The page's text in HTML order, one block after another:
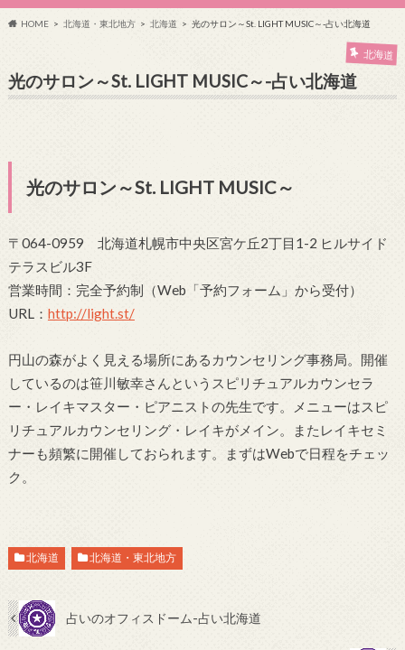
HOME 北海道・東北地方 北海道 光のサロン～St. LIGHT MUSIC～-占い北海道
北海道
光のサロン～St. LIGHT MUSIC～-占い北海道
光のサロン～St. LIGHT MUSIC～
〒064-0959 北海道札幌市中央区宮ケ丘2丁目1-2 ヒルサイド
テラスビル3F
営業時間：完全予約制（Web「予約フォーム」から受付）
URL： http://light.st/
円山の森がよく見える場所にあるカウンセリング事務局。開催
しているのは笹川敏幸さんというスピリチュアルカウンセラ
ー・レイキマスター・ピアニストの先生です。メニューはスピ
リチュアルカウンセリング・レイキがメイン。またレイキセミ
ナーも頻繁に開催しておられます。まずはWebで日程をチェッ
ク。
北海道 北海道・東北地方
占いのオフィスドーム-占い北海道